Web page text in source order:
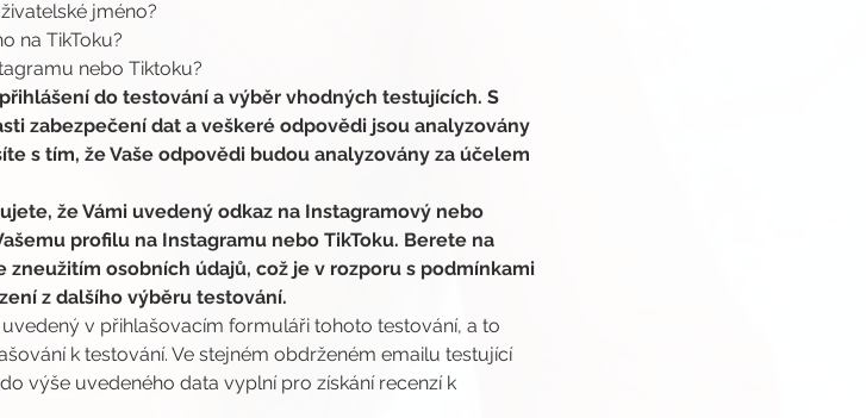
jméno?
na TikToku?
nebo Tiktoku?
do testování a výběr vhodných testujících. S
zabezpečení dat a veškeré odpovědi jsou analyzovány
s tím, že Vaše odpovědi budou analyzovány za účelem
že Vámi uvedený odkaz na Instagramový nebo
profilu na Instagramu nebo TikToku. Berete na
osobních údajů, což je v rozporu s podmínkami
z dalšího výběru testování.
v přihlašovacím formuláři tohoto testování, a to
k testování. Ve stejném obdrženém emailu testující
výše uvedeného data vyplní pro získání recenzí k